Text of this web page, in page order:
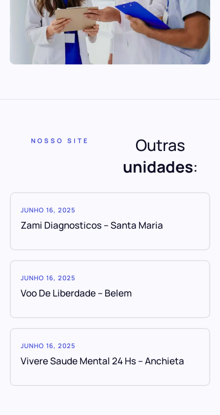
NOSSO SITE
Outras
unidades:
JUNHO 16, 2025
Zami Diagnosticos – Santa Maria
JUNHO 16, 2025
Voo De Liberdade – Belem
JUNHO 16, 2025
Vivere Saude Mental 24 Hs – Anchieta